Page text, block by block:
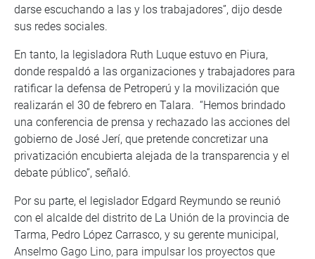
darse escuchando a las y los trabajadores”, dijo desde
sus redes sociales.
En tanto, la legisladora Ruth Luque estuvo en Piura,
donde respaldó a las organizaciones y trabajadores para
ratificar la defensa de Petroperú y la movilización que
realizarán el 30 de febrero en Talara. “Hemos brindado
una conferencia de prensa y rechazado las acciones del
gobierno de José Jerí, que pretende concretizar una
privatización encubierta alejada de la transparencia y el
debate público”, señaló.
Por su parte, el legislador Edgard Reymundo se reunió
con el alcalde del distrito de La Unión de la provincia de
Tarma, Pedro López Carrasco, y su gerente municipal,
Anselmo Gago Lino, para impulsar los proyectos que